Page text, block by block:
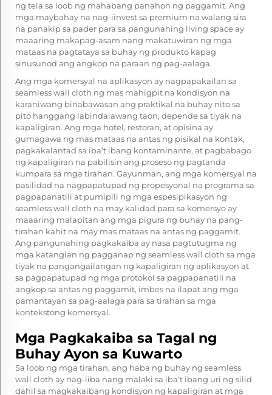
ng tela sa loob ng mahabang panahon ng paggamit. Ang
mga maybahay na nag-iinvest sa premium na walang sira
na panakip sa pader para sa pangunahing living space ay
maaaring makapag-asam nang makatuwiran ng mga
mataas na pagtataya sa buhay ng produkto kapag
sinusunod ang angkop na paraan ng pag-aalaga.
Ang mga komersyal na aplikasyon ay nagpapakailan sa
seamless wall cloth ng mas mahigpit na kondisyon na
karaniwang binabawasan ang praktikal na buhay nito sa
pito hanggang labindalawang taon, depende sa tiyak na
kapaligiran. Ang mga hotel, restoran, at opisina ay
gumagawa ng mas mataas na antas ng pisikal na kontak,
pagkakalantad sa iba’t ibang kontaminante, at pagbabago
ng kapaligiran na pabilisin ang proseso ng pagtanda
kumpara sa mga tirahan. Gayunman, ang mga komersyal na
pasilidad na nagpapatupad ng propesyonal na programa sa
pagpapanatili at pumipili ng mga espesipikasyon ng
seamless wall cloth na may kalidad para sa komersyo ay
maaaring malapitan ang mga pigura ng buhay na pang-
tirahan kahit na may mas mataas na antas ng paggamit.
Ang pangunahing pagkakaiba ay nasa pagtutugma ng
mga katangian ng pagganap ng seamless wall cloth sa mga
tiyak na pangangailangan ng kapaligiran ng aplikasyon at
sa pagpapatupad ng mga protokol sa pagpapanatili na
angkop sa antas ng paggamit, imbes na ilapat ang mga
pamantayan sa pag-aalaga para sa tirahan sa mga
kontekstong komersyal.
Mga Pagkakaiba sa Tagal ng
Buhay Ayon sa Kuwarto
Sa loob ng mga tirahan, ang haba ng buhay ng seamless
wall cloth ay nag-iiba nang malaki sa iba't ibang uri ng silid
dahil sa magkakaibang kondisyon ng kapaligiran at mga